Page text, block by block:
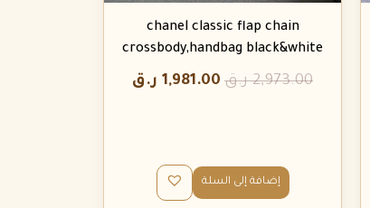
chanel classic flap chain
crossbody,handbag black&white
2,973.00 ر.ق 1,981.00 ر.ق
إضافة إلى السلة